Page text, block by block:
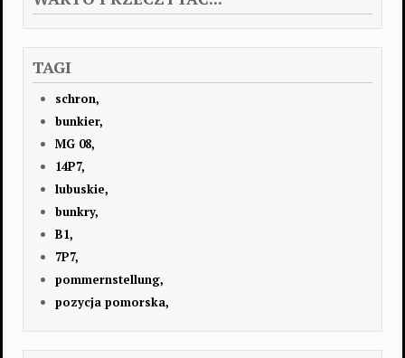
TAGI
schron,
bunkier,
MG 08,
14P7,
lubuskie,
bunkry,
B1,
7P7,
pommernstellung,
pozycja pomorska,